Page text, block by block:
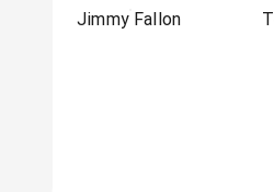
Jimmy Fallon